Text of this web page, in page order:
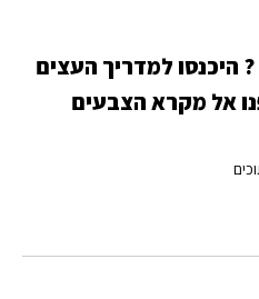
היכנסו למדריך העצים
אל מקרא הצבעים